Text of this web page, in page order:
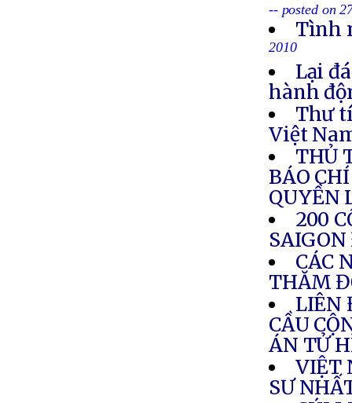
-- posted on
Tình
2010
Lại
hành
Thư
Việt
THỦ
BÁO
QUYỀN
200
CÁC
THĂM
LIÊN
CẦU
ÁN TỬ
VIỆT
SƯ